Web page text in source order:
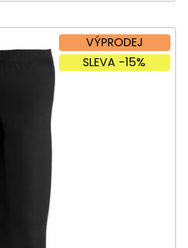
VÝPRODEJ
SLEVA -15%